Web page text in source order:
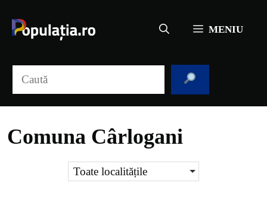
conținut
MENIU
Comuna Cârlogani
Toate localitățile